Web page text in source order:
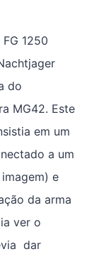
1250
do
MG42. Este
em um
a um
e
da arma
ver o
dar